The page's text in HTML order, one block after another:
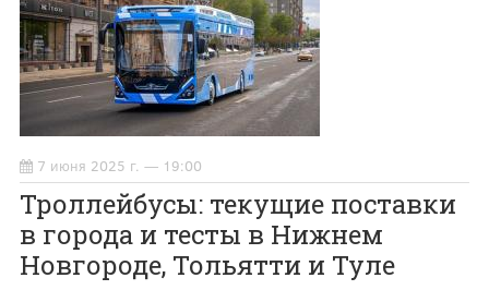
7 июня 2025 г. — 19:00
Троллейбусы: текущие поставки
в города и тесты в Нижнем
Новгороде, Тольятти и Туле